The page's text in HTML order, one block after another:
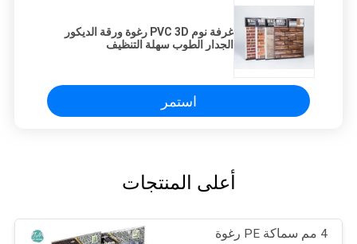
غرفة نوم PVC 3D رغوة ورقة الديكور
الجدار الطوب سهلة التنظيف
استمر
أعلى المنتجات
4 مم سماكة PE رغوة